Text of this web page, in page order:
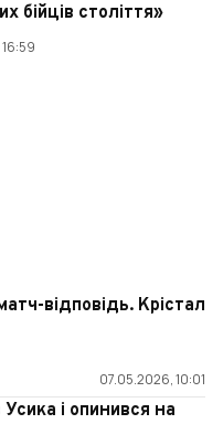
бійців століття»
відповідь. Крістал
07.05.2026, 10:01
і опинився на